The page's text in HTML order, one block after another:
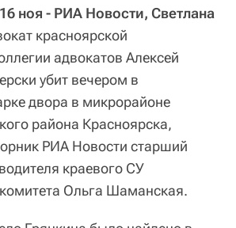
ноя - РИА Новости, Светлана
красноярской
адвокатов Алексей
убит вечером в
двора в микрорайоне
района Красноярска,
РИА Новости старший
краевого СУ
Ольга Шаманская.